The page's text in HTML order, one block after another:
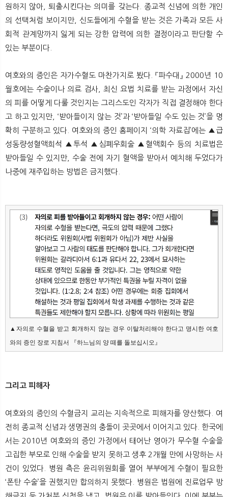
원하지 않아, 퇴출시킨다는 의미를 갖는다. 종교적 신념에 의한 개인
의 선택처럼 보이지만, 신도들에게 수혈을 받는 것은 가족과 모든 사
회적 관계망까지 잃게 되는 강한 압력에 의한 결정이라고 판단할 수
있는 부분이다.
여호와의 증인은 자가수혈도 마찬가지로 봤다. 『파수대』 2000년 10
월호에는 수술이나 의료 검사, 최신 요법 치료를 받는 과정에서 자신
의 피를 어떻게 다룰 것인지는 그리스도인 각자가 직접 결정해야 한다
고 하고 있지만, ‘받아들이지 않는 것’과 ‘받아들일 수도 있는 것’을 명
확히 구분하고 있다. 여호와의 증인 홈페이지 ‘의학 자료집’에는 ▲급
성동량성혈액희석 ▲투석 ▲심폐우회술 ▲혈액회수 등의 치료법은
받아들일 수 있지만, 수술 전에 자기 혈액을 받아서 예치해 두었다가
나중에 재주입하는 방법은 금지했다.
▲자의로 수혈을 받고 회개하지 않는 경우 이탈처리해야 한다고 명시한 여호
와의 증인 장로 지침서 『하느님의 양 떼를 돌보십시오』
그리고 피해자
여호와의 증인의 수혈금지 교리는 지속적으로 피해자를 양산했다. 여
전히 종교적 신념과 생명권의 충돌이 곳곳에서 이어지고 있다. 한국에
서는 2010년 여호와의 증인 가정에서 태어난 영아가 무수혈 수술을
고집한 부모로 인해 수술을 받지 못하고 생후 2개월 만에 사망하는 사
건이 있었다. 병원 측은 윤리위원회를 열어 부부에게 수혈이 필요한
‘폰탄 수술’을 권했지만 합의하지 못했다. 병원은 법원에 진료업무 방